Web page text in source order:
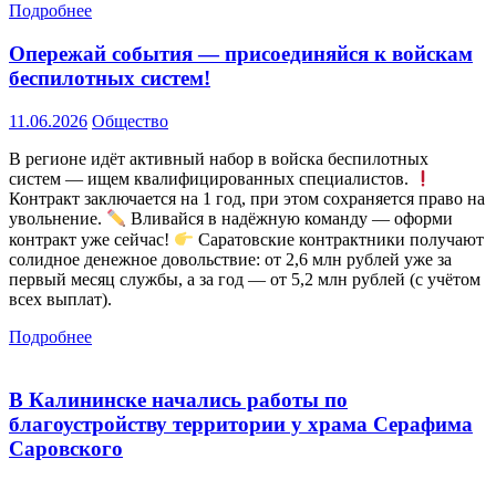
Подробнее
Опережай события — присоединяйся к войскам
беспилотных систем!
11.06.2026 Общество
В регионе идёт активный набор в войска беспилотных
систем — ищем квалифицированных специалистов.
Контракт заключается на 1 год, при этом сохраняется право на
увольнение.
Вливайся в надёжную команду — оформи
контракт уже сейчас!
Саратовские контрактники получают
солидное денежное довольствие: от 2,6 млн рублей уже за
первый месяц службы, а за год — от 5,2 млн рублей (с учётом
всех выплат).
Подробнее
В Калининске начались работы по
благоустройству территории у храма Серафима
Саровского